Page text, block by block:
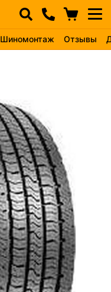
Шиномонтаж Отзывы